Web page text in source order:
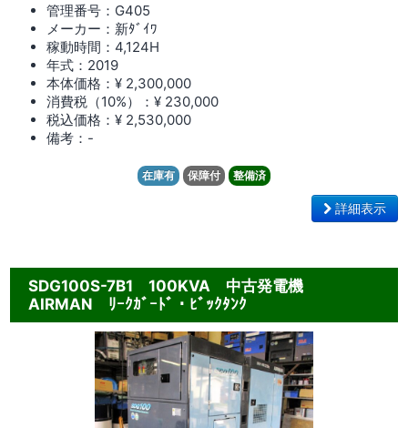
管理番号：G405
メーカー：新ﾀﾞｲﾜ
稼動時間：4,124H
年式：2019
本体価格：¥ 2,300,000
消費税（10%）：¥ 230,000
税込価格：¥ 2,530,000
備考：-
在庫有 保障付 整備済
詳細表示
SDG100S-7B1 100KVA 中古発電機
AIRMAN ﾘｰｸｶﾞｰﾄﾞ・ﾋﾞｯｸﾀﾝｸ